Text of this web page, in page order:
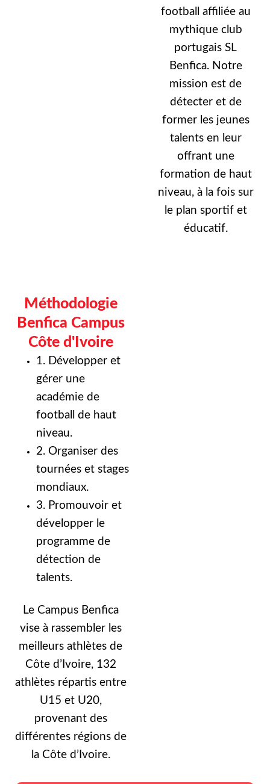
football affiliée au
mythique club
portugais SL
Benfica. Notre
mission est de
détecter et de
former les jeunes
talents en leur
offrant une
formation de haut
niveau, à la fois sur
le plan sportif et
éducatif.
Méthodologie
Benfica Campus
Côte d'Ivoire
1. Développer et
gérer une
académie de
football de haut
niveau.
2. Organiser des
tournées et stages
mondiaux.
3. Promouvoir et
développer le
programme de
détection de
talents.
Le Campus Benfica
vise à rassembler les
meilleurs athlètes de
Côte d’Ivoire, 132
athlètes répartis entre
U15 et U20,
provenant des
différentes régions de
la Côte d’Ivoire.